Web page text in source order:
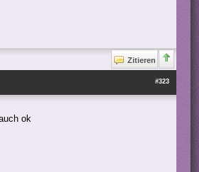
Zitieren
#323
ok